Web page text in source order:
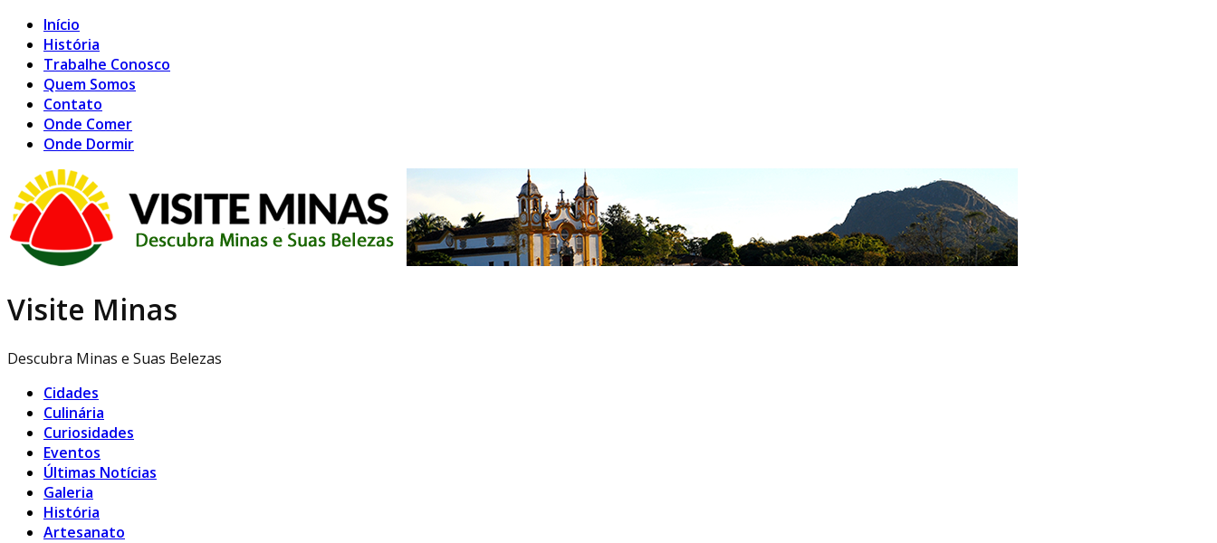
Início
História
Trabalhe Conosco
Quem Somos
Contato
Onde Comer
Onde Dormir
Visite Minas
Descubra Minas e Suas Belezas
Cidades
Culinária
Curiosidades
Eventos
Últimas Notícias
Galeria
História
Artesanato